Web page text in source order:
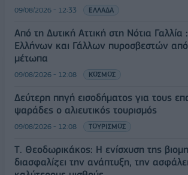
09/08/2026 - 12:33 ΕΛΛΑΔΑ
Από τη Δυτική Αττική στη Νότια Γαλλία
Ελλήνων και Γάλλων πυροσβεστών
μέτωπα
09/08/2026 - 12:08 ΚΟΣΜΟΣ
Δεύτερη πηγή εισοδήματος για τους
ψαράδες ο αλιευτικός τουρισμός
09/08/2026 - 12:08 ΤΟΥΡΙΣΜΟΣ
Τ. Θεοδωρικάκος: Η ενίσχυση της
διασφαλίζει την ανάπτυξη, την